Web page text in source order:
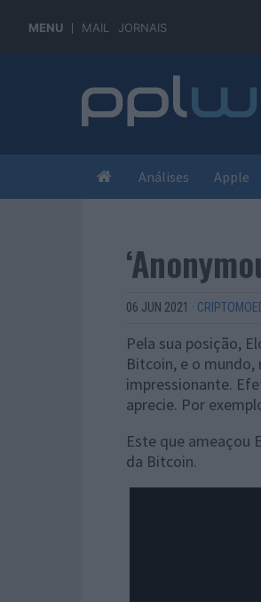
MENU MAIL JORNAIS
Análises Apple
06 JUN 2021 ·
Pela sua posição,
Bitcoin, e o
impressionante.
aprecie. Por
Este que ameaçou
da Bitcoin.